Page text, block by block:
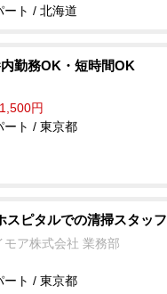
ート / 北海道
勤務OK・短時間OK
円
ート / 東京都
スピタルでの清掃スタッフ
モア株式会社 業務部
ート / 東京都